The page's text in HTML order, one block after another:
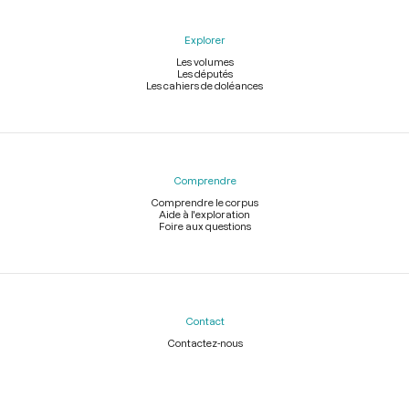
Explorer
Les volumes
Les députés
Les cahiers de doléances
Comprendre
Comprendre le corpus
Aide à l'exploration
Foire aux questions
Contact
Contactez-nous